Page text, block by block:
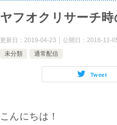
ヤフオクリサーチ時
更新日： 2019-04-23 公開日： 2016-11-
未分類
通常配信
Tweet
こんにちは！